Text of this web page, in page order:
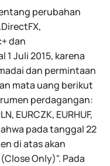
perubahan
dan
1 Juli 2015, karena
dan permintaan
mata uang berikut
perdagangan:
EURCZK, EURHUF,
pada tanggal 22
di atas akan
Only)". Pada